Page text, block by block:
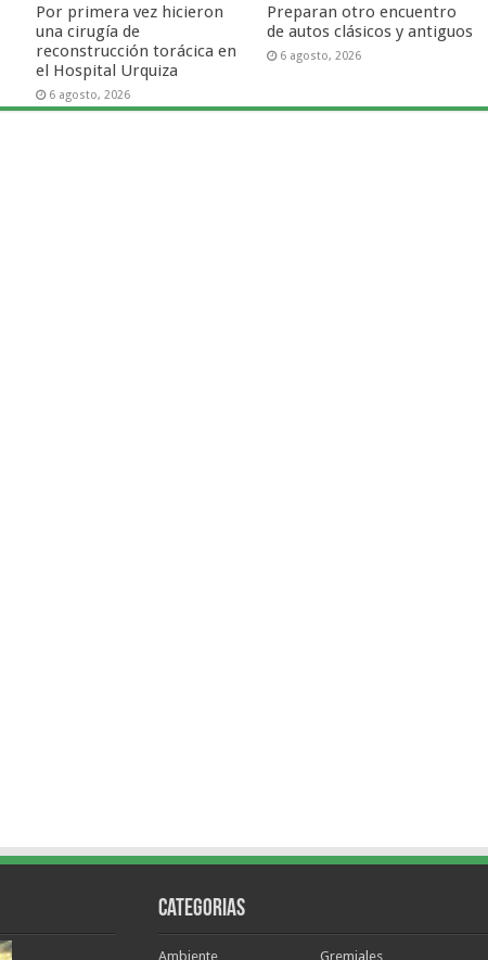
Por primera vez hicieron
una cirugía de
reconstrucción torácica en
el Hospital Urquiza
6 agosto, 2026
Preparan otro encuentro
de autos clásicos y antiguos
6 agosto, 2026
Categorias
Ambiente Gremiales